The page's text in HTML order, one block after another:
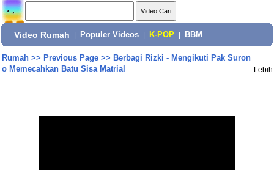
Video Rumah Populer Videos K-POP BBM
Rumah>> Previous Page>> Berbagi Rizki - Mengikuti Pak Suron
o Memecahkan Batu Sisa Matrial
Lebih